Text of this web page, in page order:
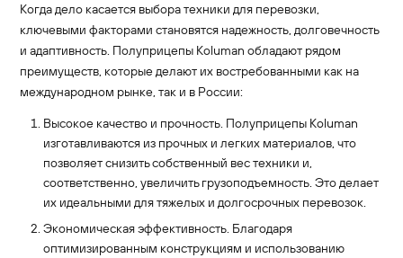
Когда дело касается выбора техники для перевозки,
ключевыми факторами становятся надежность, долговечность
и адаптивность. Полуприцепы Koluman обладают рядом
преимуществ, которые делают их востребованными как на
международном рынке, так и в России:
Высокое качество и прочность. Полуприцепы Koluman
изготавливаются из прочных и легких материалов, что
позволяет снизить собственный вес техники и,
соответственно, увеличить грузоподъемность. Это делает
их идеальными для тяжелых и долгосрочных перевозок.
Экономическая эффективность. Благодаря
оптимизированным конструкциям и использованию